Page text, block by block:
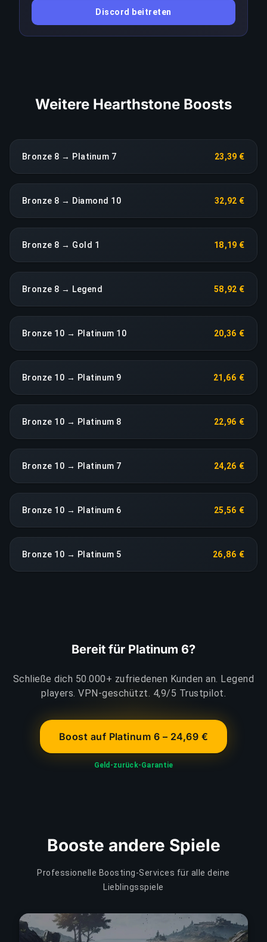
sofortige Neuzuweisung ohne Aufpreis aus.
Discord beitreten
Weitere Hearthstone Boosts
Bronze 8 → Platinum 7 23,39 €
Bronze 8 → Diamond 10 32,92 €
Bronze 8 → Gold 1 18,19 €
Bronze 8 → Legend 58,92 €
Bronze 10 → Platinum 10 20,36 €
Bronze 10 → Platinum 9 21,66 €
Bronze 10 → Platinum 8 22,96 €
Bronze 10 → Platinum 7 24,26 €
Bronze 10 → Platinum 6 25,56 €
Bronze 10 → Platinum 5 26,86 €
Bereit für Platinum 6?
Schließe dich 50.000+ zufriedenen Kunden an. Legend
players. VPN-geschützt. 4,9/5 Trustpilot.
Boost auf Platinum 6 – 24,69 €
Geld-zurück-Garantie
Booste andere Spiele
Professionelle Boosting-Services für alle deine
Lieblingsspiele